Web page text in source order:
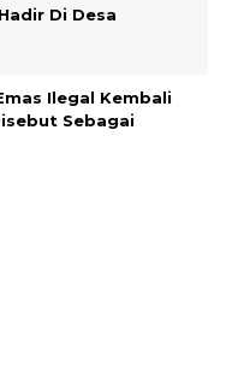
Di Desa
Ilegal Kembali
Sebagai